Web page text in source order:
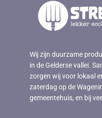
Wij zijn duurzame
in de Gelderse vallei.
zorgen wij voor lokaal
zaterdag op de
gemeentehuis, en bij